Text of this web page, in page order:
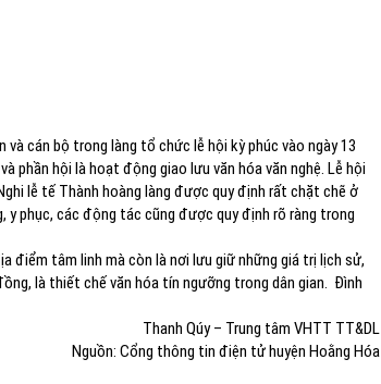
và cán bộ trong làng tổ chức lễ hội kỳ phúc vào ngày 13
phần hội là hoạt động giao lưu văn hóa văn nghệ. Lễ hội
lễ tế Thành hoàng làng được quy định rất chặt chẽ ở
phục, các động tác cũng được quy định rõ ràng trong
điểm tâm linh mà còn là nơi lưu giữ những giá trị lịch sử,
là thiết chế văn hóa tín ngưỡng trong dân gian. Đình
Thanh Qúy – Trung tâm VHTT TT&DL
Nguồn: Cổng thông tin điện tử huyện Hoằng Hóa